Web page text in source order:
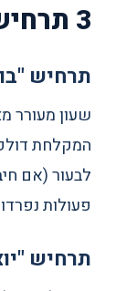
3 תרחישים שמראים את ההבדל
תרחיש
שעון מעורר מצלצל ב-7:00.
פעולות
תרחיש